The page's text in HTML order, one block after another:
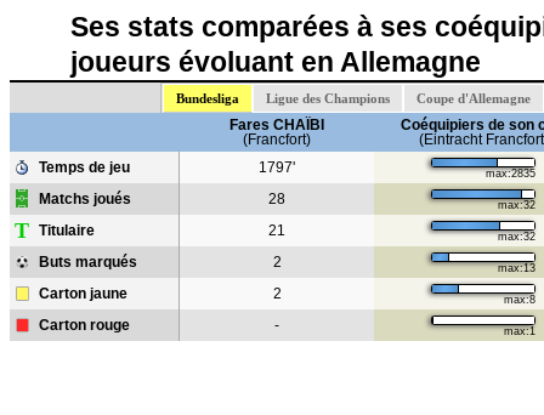
Ses stats comparées à ses
joueurs évoluant en Allemagne
Bundesliga Ligue des Champions Coupe d'Allemagne
Fares CHAÏBI
(Francfort)
Coéquipiers de son
(Eintracht
Temps de jeu
1797' max:2835
Matchs joués 28 max:32
T Titulaire 21 max:32
Buts marqués 2 max:13
Carton jaune 2 max:8
Carton rouge - max:1